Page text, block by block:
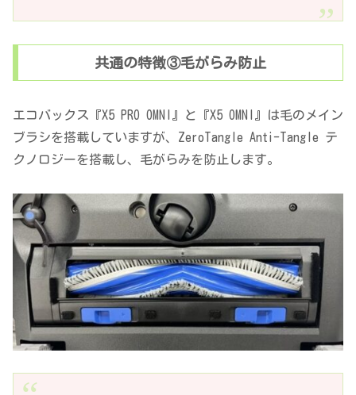
共通の特徴③毛がらみ防止
エコバックス『X5 PRO OMNI』と『X5 OMNI』は毛のメイン
ブラシを搭載していますが、ZeroTangle Anti-Tangle テ
クノロジーを搭載し、毛がらみを防止します。